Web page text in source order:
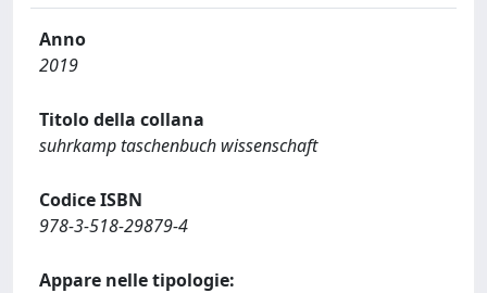
Anno
2019
Titolo della collana
suhrkamp taschenbuch wissenschaft
Codice ISBN
978-3-518-29879-4
Appare nelle tipologie: